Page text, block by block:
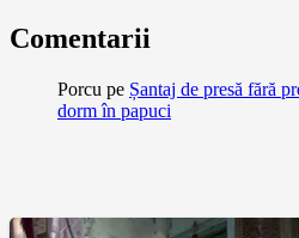
Comentarii
Porcu pe Șantaj de presă fără
dorm în papuci